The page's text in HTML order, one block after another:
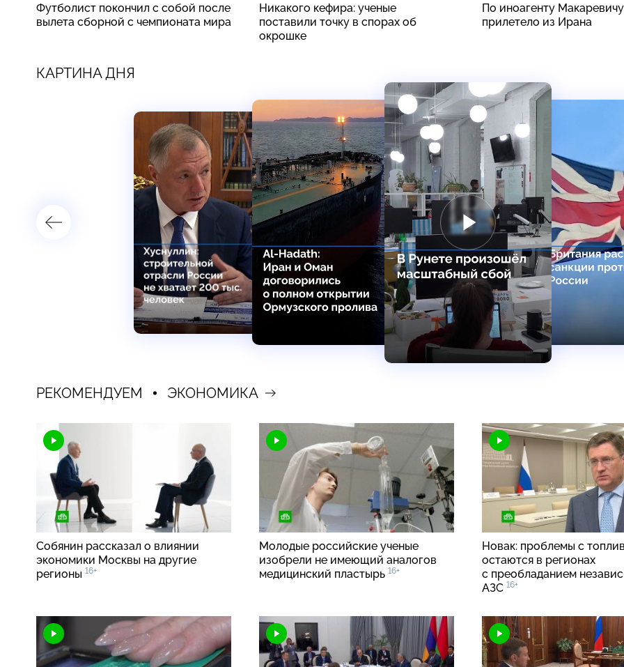
Футболист покончил с собой после
вылета сборной с чемпионата мира
Никакого кефира: ученые
поставили точку в спорах об
окрошке
По иноагенту Макаревичу
прилетело из Ирана
КАРТИНА ДНЯ
РЕКОМЕНДУЕМ ЭКОНОМИКА
Собянин рассказал о влиянии
экономики Москвы на другие
регионы 16+
Молодые российские ученые
изобрели не имеющий аналогов
медицинский пластырь 16+
Новак: проблемы с
остаются в регионах
с преобладанием
АЗС 16+